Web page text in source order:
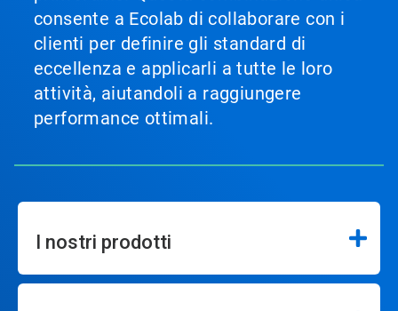
consente a Ecolab di collaborare con i
clienti per definire gli standard di
eccellenza e applicarli a tutte le loro
attività, aiutandoli a raggiungere
performance ottimali.
I nostri prodotti